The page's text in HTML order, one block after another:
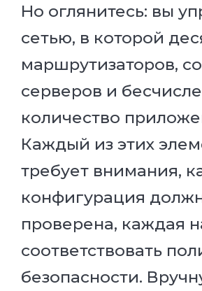
Но оглянитесь: вы
сетью, в которой
маршрутизаторов,
серверов и
количество
Каждый из этих
требует внимания,
конфигурация
проверена, каждая
соответствовать
безопасности.